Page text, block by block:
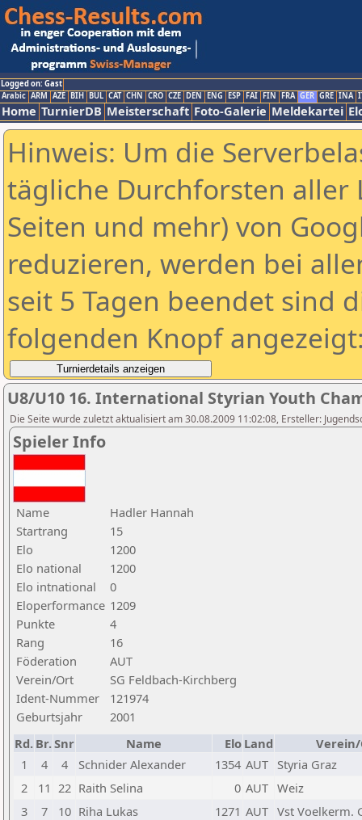
Logged on: Gast
Arabic ARM AZE BIH BUL CAT CHN CRO CZE DEN ENG ESP FAI FIN FRA GER GRE INA
Home TurnierDB Meisterschaft Foto-Galerie Meldekartei
Hinweis: Um die
tägliche Durchforsten aller
Seiten und mehr) von
reduzieren, werden bei
seit 5 Tagen beendet sind
folgenden Knopf
U8/U10 16. International Styrian Youth
Die Seite wurde zuletzt aktualisiert am 30.08.2009 11:02:08, Ersteller:
Spieler Info
Name
Hadler Hannah
Startrang
15
Elo
1200
Elo national
1200
Elo intnational
0
Eloperformance 1209
Punkte
4
Rang
16
Föderation
AUT
Verein/Ort
SG Feldbach-Kirchberg
Ident-Nummer
121974
Geburtsjahr
2001
Rd. Br.Snr Name Elo Land
1
4 4 Schnider Alexander 1354 AUT Styria Graz
2
11 22 Raith Selina 0 AUT Weiz
3
7 10 Riha Lukas 1271 AUT Vst Voelkerm.